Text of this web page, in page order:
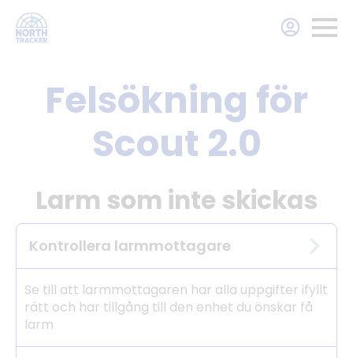
Felsökning för
Scout 2.0
Larm som inte skickas
Kontrollera larmmottagare
Se till att larmmottagaren har alla uppgifter ifyllt
rätt och har tillgång till den enhet du önskar få
larm